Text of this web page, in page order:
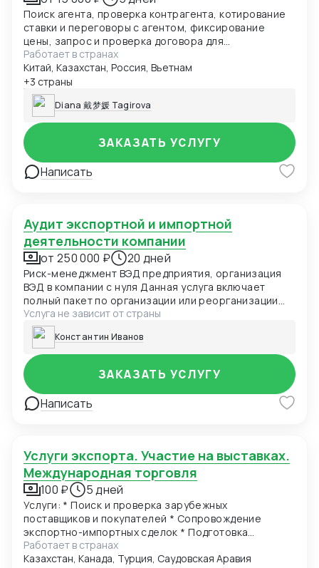
Поиск агента, проверка контрагента, котирование
ставки и переговоры с агентом, фиксирование
цены, запрос и проверка договора для
агентирования, помогу найти вам способ как
оплатить за услугу (если у вас нет ВТБ Шанхай),
если необходимо проведу переговоры по запросу и
отдельную цену, подскажу лучший марщрут и тд
Работает в странах
Китай, Казахстан, Россия, Вьетнам
+3 страны
Diana 戴梦媛 Tagirova
Написать
ЗАКАЗАТЬ УСЛУГУ
Аудит экспортной и импортной
деятельности компании
от 250 000 ₽ 20 дней
Риск-менеджмент ВЭД предприятия, организация
ВЭД в компании с нуля Данная услуга включает
полный пакет по организации или реорганизации
вэд в компании. В комплекс услуг входит: аудит или
составление документов регламентирующих вэд в
компании (положение о вэд, проверка иностранных
клиентов), разработка или аудит действующих
предварительных, рамочных, разовых и
специализированных контрактов компании,
разработка или аудит системы проверки
иностранных клиентов, аудит или планирование
Услуга не зависит от страны
Константин Иванов
Написать
ЗАКАЗАТЬ УСЛУГУ
Услуги экспорта. Участие на выставках.
Международная торговля
100 ₽ 5 дней
Услуги: * Поиск и проверка зарубежных
поставщиков и покупателей * Сопровождение
экспортно-импортных сделок * Подготовка
внешнеторговых контрактов и документации *
Организация логистики и таможенного оформления
Работает в странах
Казахстан, Канада, Турция, Саудовская Аравия